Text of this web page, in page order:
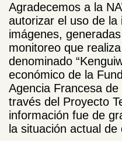
Agradecemos a la
autorizar el uso de la
imágenes,
monitoreo que
denominado
económico de la
Agencia Francesa
través del Proyecto
información fue de
la situación actual